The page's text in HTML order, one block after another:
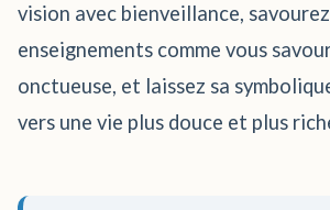
vision avec bienveillance,
enseignements comme vous
onctueuse, et laissez sa
vers une vie plus douce et plus